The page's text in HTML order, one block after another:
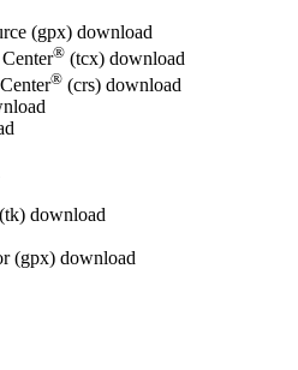
(gpx) download
® (tcx) download
® (crs) download
download
(gpx) download